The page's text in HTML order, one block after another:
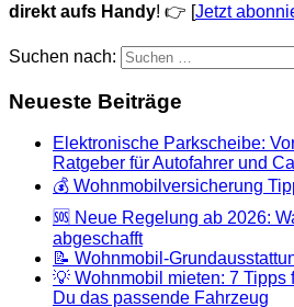
direkt aufs Handy! 👉 [Jetzt
Suchen nach:
Neueste Beiträge
Elektronische Parkscheibe:
Ratgeber für Autofahrer und
💰 Wohnmobilversicherung
🆘 Neue Regelung ab 2026:
abgeschafft
📝 Wohnmobil-
💡 Wohnmobil mieten: 7 Tipps
Du das passende Fahrzeug